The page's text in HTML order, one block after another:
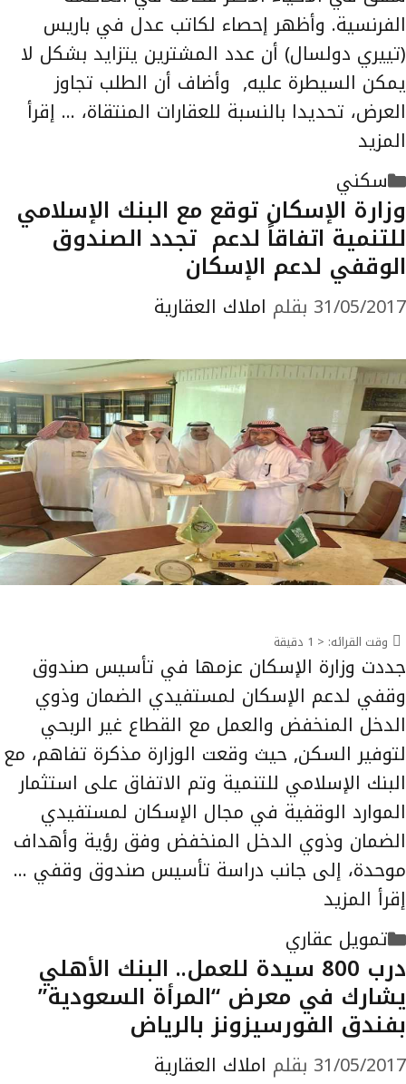
الفرنسية. وأظهر إحصاء لكاتب عدل في باريس
(تييري دولسال) أن عدد المشترين يتزايد بشكل لا
يمكن السيطرة عليه, وأضاف أن الطلب تجاوز
العرض، تحديدا بالنسبة للعقارات المنتقاة، … إقرأ
المزيد
التصنيفات
سكني
وزارة الإسكان توقع مع البنك الإسلامي
للتنمية اتفاقاً لدعم تجدد الصندوق
الوقفي لدعم الإسكان
31/05/2017 بقلم املاك العقارية
وقت القرائه: < 1 دقيقة
جددت وزارة الإسكان عزمها في تأسيس صندوق
وقفي لدعم الإسكان لمستفيدي الضمان وذوي
الدخل المنخفض والعمل مع القطاع غير الربحي
لتوفير السكن, حيث وقعت الوزارة مذكرة تفاهم، مع
البنك الإسلامي للتنمية وتم الاتفاق على استثمار
الموارد الوقفية في مجال الإسكان لمستفيدي
الضمان وذوي الدخل المنخفض وفق رؤية وأهداف
موحدة، إلى جانب دراسة تأسيس صندوق وقفي …
إقرأ المزيد
التصنيفات
تمويل عقاري
درب 800 سيدة للعمل.. البنك الأهلي
يشارك في معرض “المرأة السعودية”
بفندق الفورسيزونز بالرياض
31/05/2017 بقلم املاك العقارية